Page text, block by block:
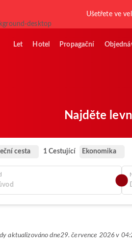
Ušetřete ve
Let Hotel Propagační
Najděte
cesta 1 Cestující Ekonomika
aktualizováno dne29. července 2026 v